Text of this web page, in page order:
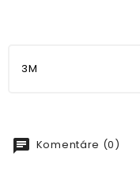
3M
chat Komentáre (0)